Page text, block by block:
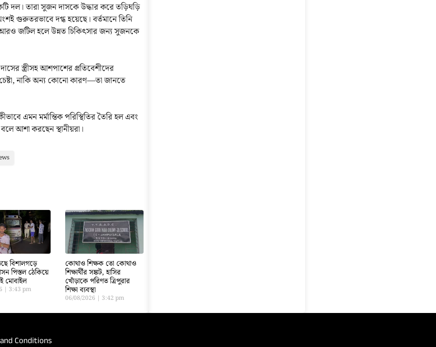
দল। তারা সুজন দাসকে উদ্ধার করে তড়িঘড়ি
গুরুতরভাবে দগ্ধ হয়েছে। বর্তমানে তিনি
আরও জটিল হলে উন্নত চিকিৎসার জন্য সুজনকে
স্ত্রীসহ আশপাশের প্রতিবেশীদের
চেষ্টা, নাকি অন্য কোনো কারণ—তা জানতে
এমন মর্মান্তিক পরিস্থিতির তৈরি হল এবং
আশা করছেন স্থানীয়রা।
বিশালগড়ে
পিস্তল ঠেকিয়ে
মোবাইল
3:43 pm
কোথাও শিক্ষক তো কোথাও
শিক্ষার্থীর সঙ্কট, হাসির
খোঁড়াকে পরিণত ত্রিপুরার
শিক্ষা ব্যবস্থা
06/08/2026 3:42 pm
Conditions